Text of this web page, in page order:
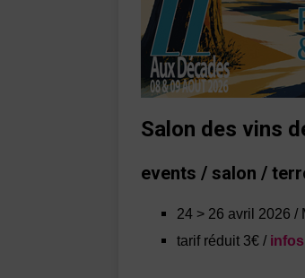
Salon des vins
events / salon /
24 > 26 avril 2026 /
tarif réduit 3€ /